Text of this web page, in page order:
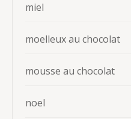
miel
moelleux au chocolat
mousse au chocolat
noel